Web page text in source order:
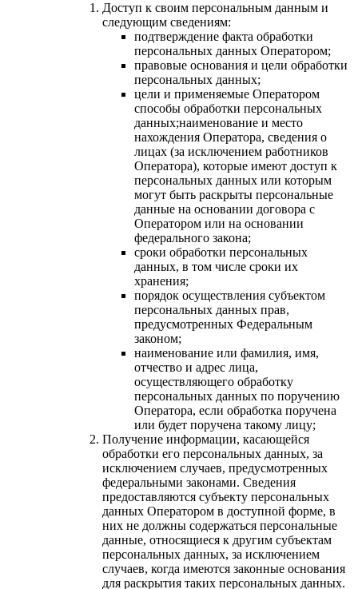
Доступ к своим персональным данным и
следующим сведениям:
подтверждение факта обработки
персональных данных Оператором;
правовые основания и цели обработки
персональных данных;
цели и применяемые Оператором
способы обработки персональных
данных;наименование и место
нахождения Оператора, сведения о
лицах (за исключением работников
Оператора), которые имеют доступ к
персональных данных или которым
могут быть раскрыты персональные
данные на основании договора с
Оператором или на основании
федерального закона;
сроки обработки персональных
данных, в том числе сроки их
хранения;
порядок осуществления субъектом
персональных данных прав,
предусмотренных Федеральным
законом;
наименование или фамилия, имя,
отчество и адрес лица,
осуществляющего обработку
персональных данных по поручению
Оператора, если обработка поручена
или будет поручена такому лицу;
Получение информации, касающейся
обработки его персональных данных, за
исключением случаев, предусмотренных
федеральными законами. Сведения
предоставляются субъекту персональных
данных Оператором в доступной форме, в
них не должны содержаться персональные
данные, относящиеся к другим субъектам
персональных данных, за исключением
случаев, когда имеются законные основания
для раскрытия таких персональных данных.